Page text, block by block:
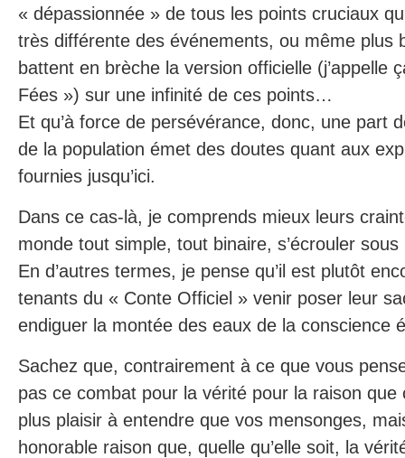
« dépassionnée » de tous les points cruciaux
très différente des événements, ou même plus
battent en brèche la version officielle (j’appelle
Fées ») sur une infinité de ces points…
Et qu’à force de persévérance, donc, une part
de la population émet des doutes quant aux
fournies jusqu’ici.
Dans ce cas-là, je comprends mieux leurs
monde tout simple, tout binaire, s’écrouler
En d’autres termes, je pense qu’il est plutôt
tenants du « Conte Officiel » venir poser leur
endiguer la montée des eaux de la conscience
Sachez que, contrairement à ce que vous
pas ce combat pour la vérité pour la raison
plus plaisir à entendre que vos mensonges,
honorable raison que, quelle qu’elle soit, la